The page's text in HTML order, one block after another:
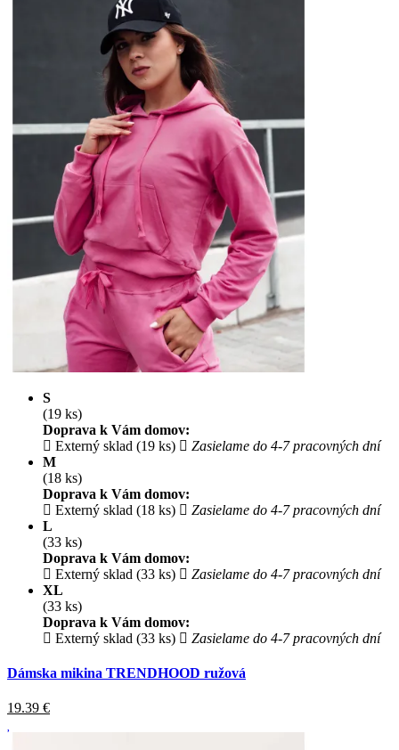
S
(19 ks)
Doprava k Vám domov:
Externý sklad (19 ks)
Zasielame do 4-7 pracovných dní
M
(18 ks)
Doprava k Vám domov:
Externý sklad (18 ks)
Zasielame do 4-7 pracovných dní
L
(33 ks)
Doprava k Vám domov:
Externý sklad (33 ks)
Zasielame do 4-7 pracovných dní
XL
(33 ks)
Doprava k Vám domov:
Externý sklad (33 ks)
Zasielame do 4-7 pracovných dní
Dámska mikina TRENDHOOD ružová
19.39 €